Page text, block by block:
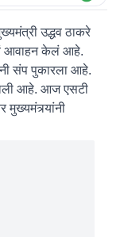
उद्धव ठाकरे
आवाहन केलं आहे.
संप पुकारला आहे.
आहे. आज एसटी
मुख्यमंत्र्यांनी